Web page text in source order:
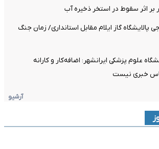
بر اثر سقوط در استخر ذخیره آب
پالایشگاه گاز ایلام مقابل استانداری/ زمان جنگ
علوم پزشکی ایرانشهر: اضافه‌کار و کارانه
خبری نیست
آرشیو